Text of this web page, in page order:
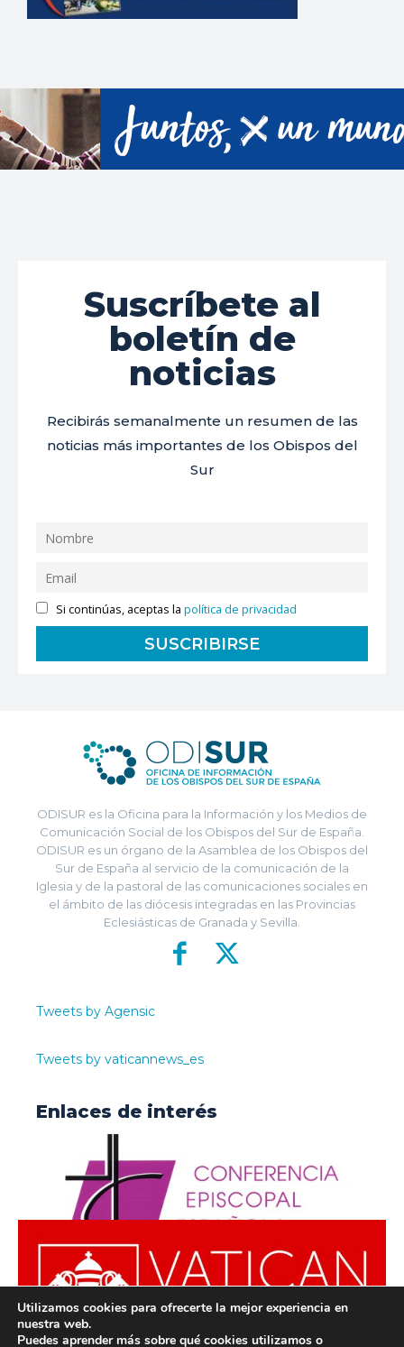
Suscríbete al
boletín de
noticias
Recibirás semanalmente un resumen de las
noticias más importantes de los Obispos del
Sur
Si continúas, aceptas lapolítica de privacidad
ODISUR es la Oficina para la Información y los Medios de
Comunicación Social de los Obispos del Sur de España.
ODISUR es un órgano de la Asamblea de los Obispos del
Sur de España al servicio de la comunicación de la
Iglesia y de la pastoral de las comunicaciones sociales en
el ámbito de las diócesis integradas en las Provincias
Eclesiásticas de Granada y Sevilla.
Tweets by Agensic
Tweets by vaticannews_es
Enlaces de interés
Utilizamos cookies para ofrecerte la mejor experiencia en
nuestra web.
Puedes aprender más sobre qué cookies utilizamos o